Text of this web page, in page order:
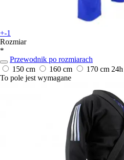
+-1
Rozmiar
*
Przewodnik po rozmiarach
150 cm
160 cm 170 cm 24h
To pole jest wymagane